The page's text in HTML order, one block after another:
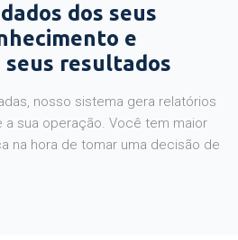
dos seus
e
resultados
nosso sistema gera relatórios
a sua operação. Você tem maior
na hora de tomar uma decisão de